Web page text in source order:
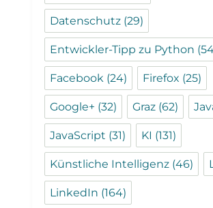
Datenschutz (29)
Entwickler-Tipp zu Python
Facebook (24) Firefox (25)
Google+ (32) Graz (62)
JavaScript (31) KI (131)
Künstliche Intelligenz (46)
LinkedIn (164)